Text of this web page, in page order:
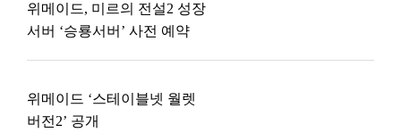
위메이드, 미르의 전설2 성장
서버 ‘승룡서버’ 사전 예약
위메이드 ‘스테이블넷 월렛
버전2’ 공개